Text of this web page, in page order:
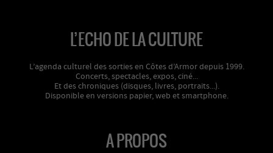
L’ECHO DE LA CULTURE
L’agenda culturel des sorties en Côtes d’Armor depuis 1999.
Concerts, spectacles, expos, ciné...
Et des chroniques (disques, livres, portraits...).
Disponible en versions papier, web et smartphone.
A PROPOS